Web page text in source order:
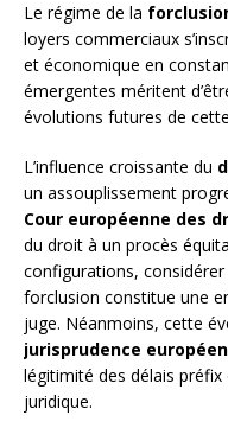
Le régime de la
loyers commerciaux
et économique en
émergentes méritent
évolutions futures de
L’influence croissante du
un assouplissement
Cour européenne des
du droit à un procès
configurations, considérer
forclusion constitue une
juge. Néanmoins, cette
jurisprudence
légitimité des délais
juridique.